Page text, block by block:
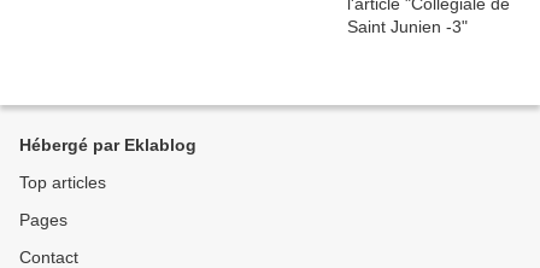
Hébergé par Eklablog
Top articles
Pages
Contact